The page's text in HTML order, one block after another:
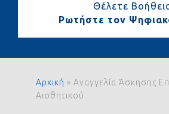
Θέλετε
Ρωτήστε τον
Αρχική » Αναγγελία Άσκησης
Αισθητικού